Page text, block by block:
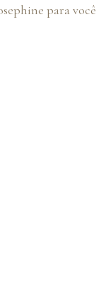
para você